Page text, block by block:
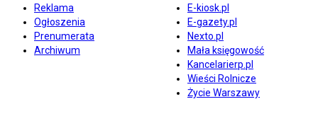
Reklama
Ogłoszenia
Prenumerata
Archiwum
E-kiosk.pl
E-gazety.pl
Nexto.pl
Mała księgowość
Kancelarierp.pl
Wieści Rolnicze
Życie Warszawy